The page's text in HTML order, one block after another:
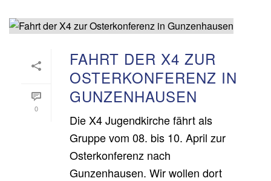
0
FAHRT DER X4 ZUR
OSTERKONFERENZ IN
GUNZENHAUSEN
Die X4 Jugendkirche fährt als
Gruppe vom 08. bis 10. April zur
Osterkonferenz nach
Gunzenhausen. Wir wollen dort